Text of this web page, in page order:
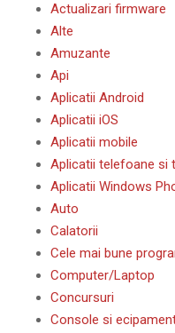
Actualizari firmware
Alte
Amuzante
Api
Aplicatii Android
Aplicatii iOS
Aplicatii mobile
Aplicatii telefoane si
Aplicatii Windows
Auto
Calatorii
Cele mai bune
Computer/Laptop
Concursuri
Console si